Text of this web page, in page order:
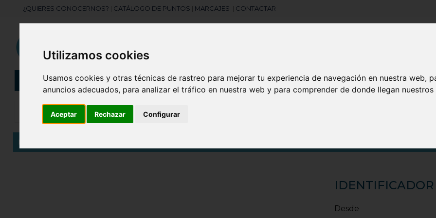
Utilizamos cookies
Usamos cookies y otras técnicas de rastreo para mejorar tu experiencia de navegación en nuestra web,
anuncios adecuados, para analizar el tráfico en nuestra web y para comprender de donde llegan nuestros
Aceptar Rechazar Configurar
¿QUIERES CONOCERNOS? | CATÁLOGO DE PUNTOS | MARCAJES | CONTACTAR
CATEGORÍAS Botellas Bolis Libretas Laboral Camisetas Agendas
Inicio
Desde